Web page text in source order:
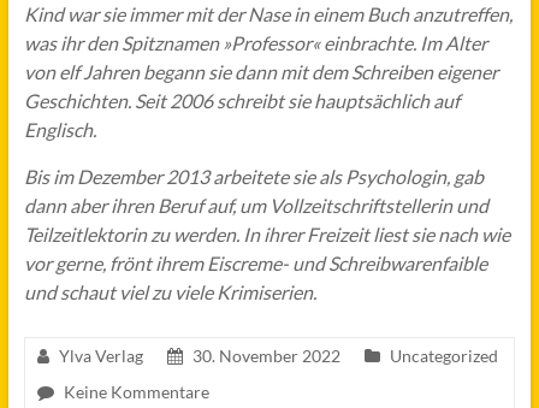
Kind war sie immer mit der Nase in einem Buch anzutreffen,
was ihr den Spitznamen »Professor« einbrachte. Im Alter
von elf Jahren begann sie dann mit dem Schreiben eigener
Geschichten. Seit 2006 schreibt sie hauptsächlich auf
Englisch.
Bis im Dezember 2013 arbeitete sie als Psychologin, gab
dann aber ihren Beruf auf, um Vollzeitschriftstellerin und
Teilzeitlektorin zu werden. In ihrer Freizeit liest sie nach wie
vor gerne, frönt ihrem Eiscreme- und Schreibwarenfaible
und schaut viel zu viele Krimiserien.
Ylva Verlag 30. November 2022
Uncategorized
Keine Kommentare